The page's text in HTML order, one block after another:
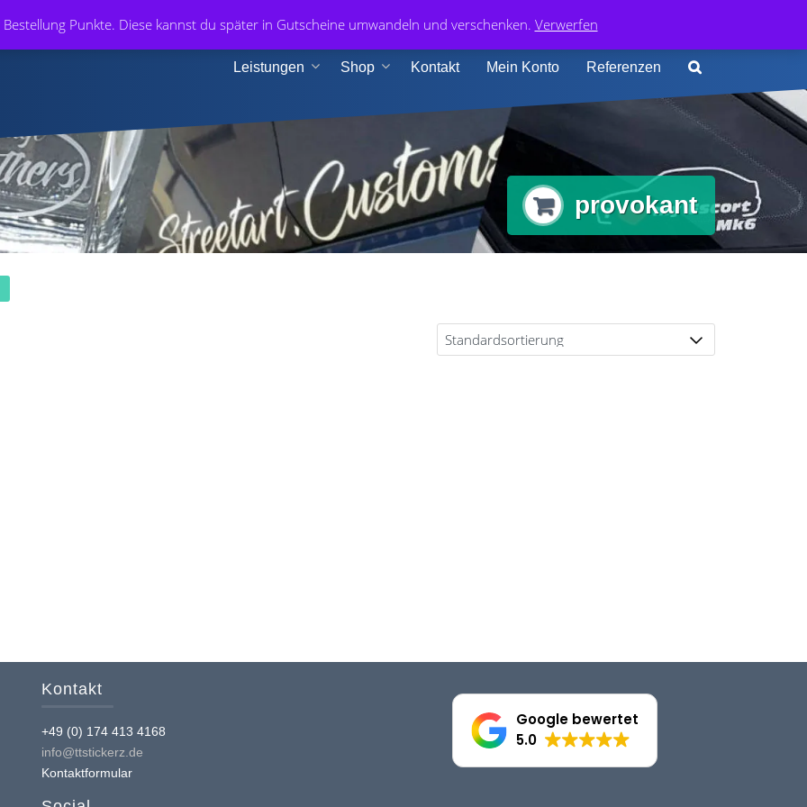
Punkte. Diese kannst du später in Gutscheine umwandeln und verschenken. Verwerfen
& Medien +49 174 413 4168
Leistungen Shop Kontakt Mein Konto Referenzen
provokant
Kontakt
+49 (0) 174 413 4168
info@ttstickerz.de
Kontaktformular
Google bewertet
5.0